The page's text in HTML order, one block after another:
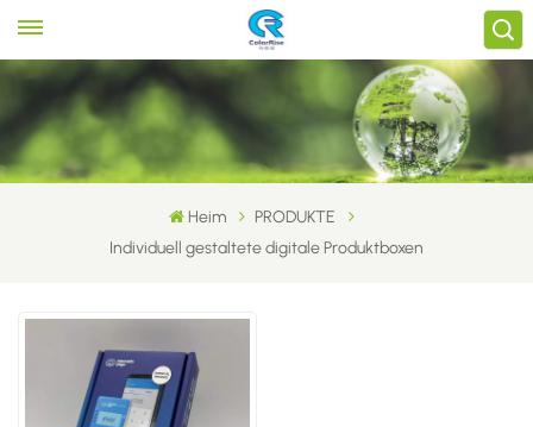
Heim
PRODUKTE
Individuell gestaltete digitale Produktboxen